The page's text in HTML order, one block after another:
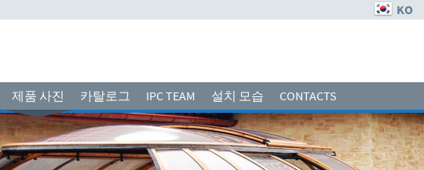
KO
제품 사진 카탈로그 IPC TEAM 설치 모습 CONTACTS